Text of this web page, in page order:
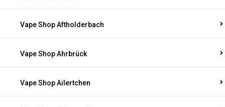
Vape Shop Aftholderbach
Vape Shop Ahrbrück
Vape Shop Ailertchen